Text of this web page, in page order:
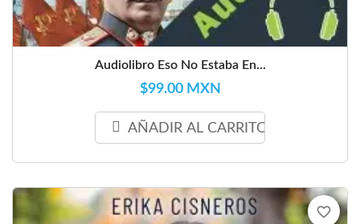
Audiolibro Eso No Estaba En...
$99.00 MXN
AÑADIR AL CARRITO
favorite_border